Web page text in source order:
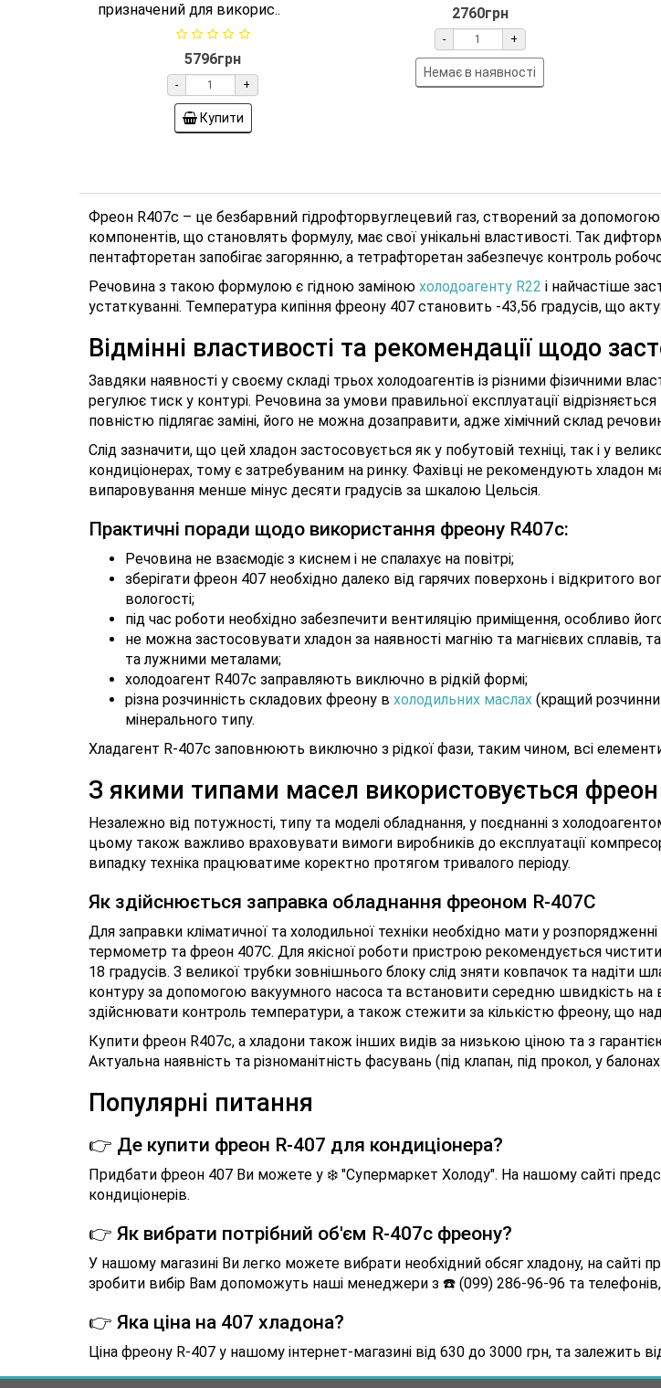
призначений для викорис..
5796грн
- +
Купити
2760грн
- +
Немає в наявності
Фреон R407c – це безбарвний гідрофторвуглецевий газ, створений за допомогою
компонентів, що становлять формулу, має свої унікальні властивості. Так
пентафторетан запобігає загорянню, а тетрафторетан забезпечує контроль
Речовина з такою формулою є гідною заміною холодоагенту R22 і найчастіше
устаткуванні. Температура кипіння фреону 407 становить -43,56 градусів, що
Відмінні властивості та рекомендації щодо
Завдяки наявності у своєму складі трьох холодоагентів із різними фізичними
регулює тиск у контурі. Речовина за умови правильної експлуатації
повністю підлягає заміні, його не можна дозаправити, адже хімічний склад
Слід зазначити, що цей хладон застосовується як у побутовій техніці, так і у
кондиціонерах, тому є затребуваним на ринку. Фахівці не рекомендують хладон
випаровування менше мінус десяти градусів за шкалою Цельсія.
Практичні поради щодо використання фреону R407c:
Речовина не взаємодіє з киснем і не спалахує на повітрі;
зберігати фреон 407 необхідно далеко від гарячих поверхонь і
вологості;
під час роботи необхідно забезпечити вентиляцію приміщення, особливо
не можна застосовувати хладон за наявності магнію та магнієвих сплавів,
та лужними металами;
холодоагент R407c заправляють виключно в рідкій формі;
різна розчинність складових фреону в холодильних маслах (кращий
мінерального типу.
Хладагент R-407c заповнюють виключно з рідкої фази, таким чином, всі
З якими типами масел використовується
Незалежно від потужності, типу та моделі обладнання, у поєднанні з
цьому також важливо враховувати вимоги виробників до експлуатації
випадку техніка працюватиме коректно протягом тривалого періоду.
Як здійснюється заправка обладнання фреоном R-407C
Для заправки кліматичної та холодильної техніки необхідно мати у
термометр та фреон 407C. Для якісної роботи пристрою рекомендується
18 градусів. З великої трубки зовнішнього блоку слід зняти ковпачок та надіти
контуру за допомогою вакуумного насоса та встановити середню швидкість на
здійснювати контроль температури, а також стежити за кількістю фреону, що
Купити фреон R407c, а хладони також інших видів за низькою ціною та з
Актуальна наявність та різноманітність фасувань (під клапан, під прокол, у
Популярні питання
👉 Де купити фреон R-407 для кондиціонера?
Придбати фреон 407 Ви можете у ❄️ "Супермаркет Холоду". На нашому сайті
кондиціонерів.
👉 Як вибрати потрібний об'єм R-407c фреону?
У нашому магазині Ви легко можете вибрати необхідний обсяг хладону, на сайті
зробити вибір Вам допоможуть наші менеджери з ☎️ (099) 286-96-96 та телефонів,
👉 Яка ціна на 407 хладона?
Ціна фреону R-407 у нашому інтернет-магазині від 630 до 3000 грн, та залежить